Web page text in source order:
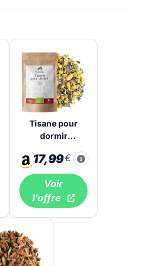
Tisane pour
dormir
bio
17,99€
Voir
l'offre